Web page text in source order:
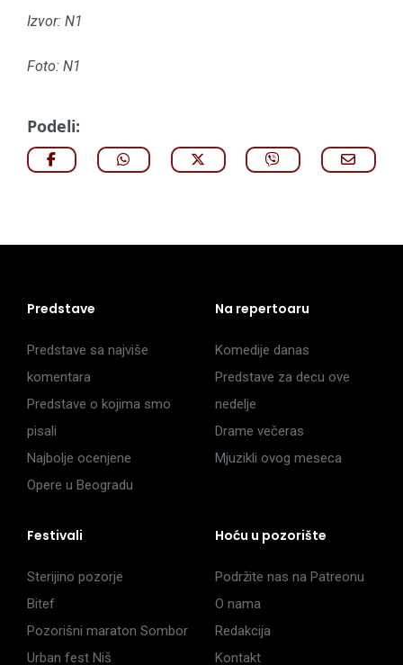
Izvor: N1
Foto: N1
Podeli:
Predstave
Predstave sa najviše
komentara
Predstave o kojima smo
pisali
Najbolje ocenjene
Opere u Beogradu
Na repertoaru
Komedije danas
Predstave za decu ove
nedelje
Drame večeras
Mjuzikli ovog meseca
Festivali
Sterijino pozorje
Bitef
Pozorišni maraton Sombor
Urban fest Niš
Hoću u pozorište
Podržite nas na Patreonu
O nama
Redakcija
Kontakt